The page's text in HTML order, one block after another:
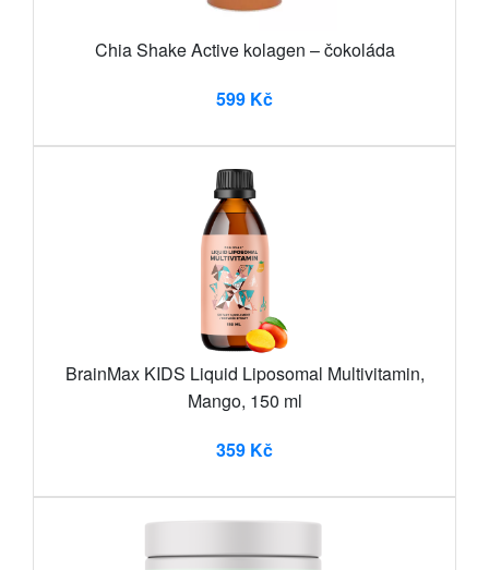
Chia Shake Active kolagen – čokoláda
599 Kč
BrainMax KIDS Liquid Liposomal Multivitamin,
Mango, 150 ml
359 Kč